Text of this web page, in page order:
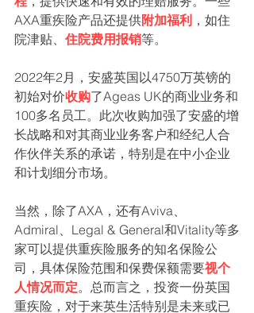
AXA重疾险产品还提供附加福利 ，如住
院津贴、 住院费用报销等。
2022年2月，安盛英国以4750万英镑的
初始对价收购了Ageas UK的商业业务和
100多名员工。此次收购加强了安盛的增
长战略和对其商业业务客户和经纪人合
作伙伴关系的承诺，特别是在中小企业
和计划细分市场。
当然，除了AXA，还有Aviva、
Admiral、Legal & General和Vitality等多
家可以提供重疾险服务的知名保险公
司，具体保险范围和保费保额需要视个
人情况而定。总而言之，投资一份英国
重疾险，对于来英生活特别是未来或已